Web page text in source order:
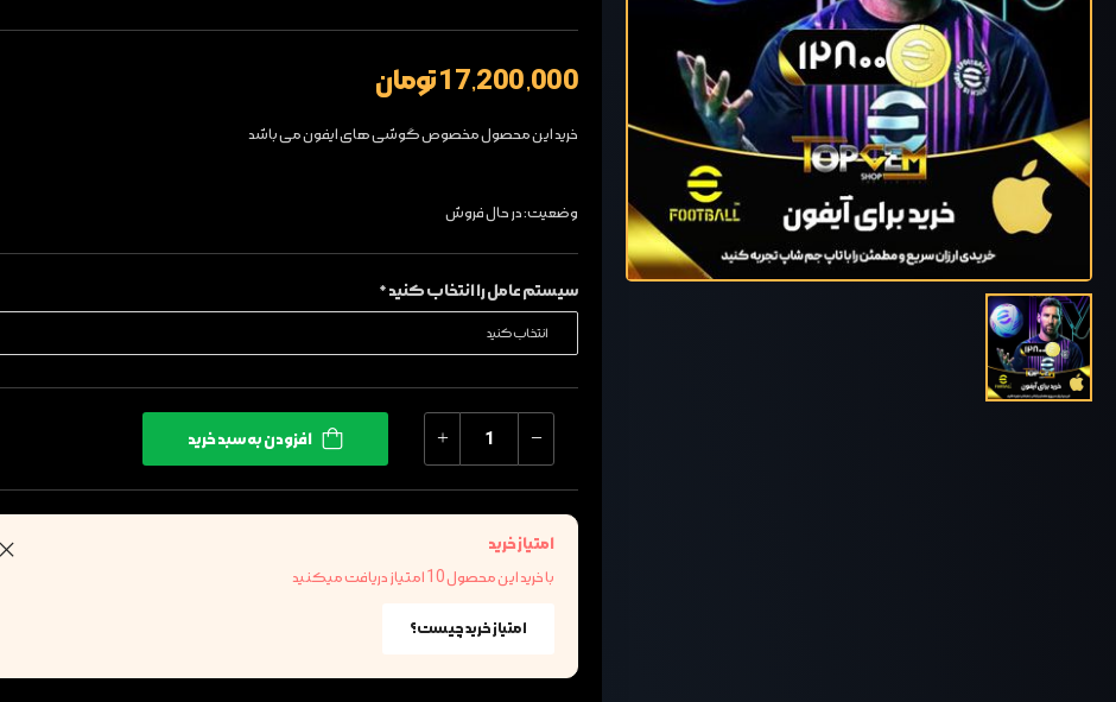
17,200,000 تومان
خرید این محصول مخصوص گوشی های ایفون می باشد
وضعیت: در حال فروش
سیستم عامل را انتخاب کنید *
افزودن به سبد خرید
امتیاز خرید
با خرید این محصول 10 امتیاز دریافت میکنید
امتیاز خرید چیست؟